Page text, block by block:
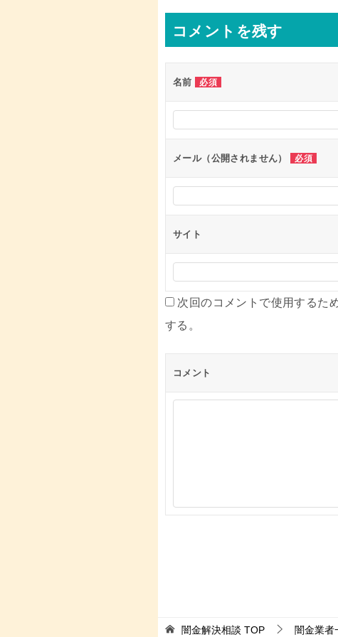
ナ
ビ
ー
ョ
ン
コメントを残す
名前 必須
メール（公開されません） 必須
サイト
次回のコメントで使用するた
する。
コメント
闇金解決相談 TOP 闇金業者